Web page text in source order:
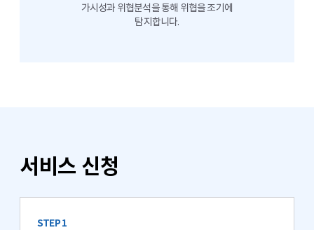
가시성과 위협분석을 통해 위협을 조기에
탐지합니다.
서비스 신청
STEP 1